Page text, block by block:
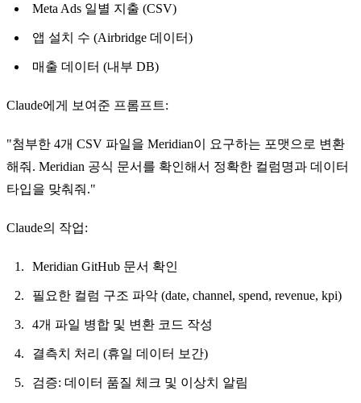
Meta Ads 일별 지출 (CSV)
앱 설치 수 (Airbridge 데이터)
매출 데이터 (내부 DB)
Claude에게 보여준 프롬프트:
"첨부한 4개 CSV 파일을 Meridian이 요구하는 포맷으로 변환
해줘. Meridian 공식 문서를 확인해서 정확한 컬럼명과 데이터
타입을 맞춰줘."
Claude의 작업:
Meridian GitHub 문서 확인
필요한 컬럼 구조 파악 (date, channel, spend, revenue, kpi)
4개 파일 병합 및 변환 코드 작성
결측치 처리 (휴일 데이터 보간)
검증: 데이터 품질 체크 및 이상치 알림